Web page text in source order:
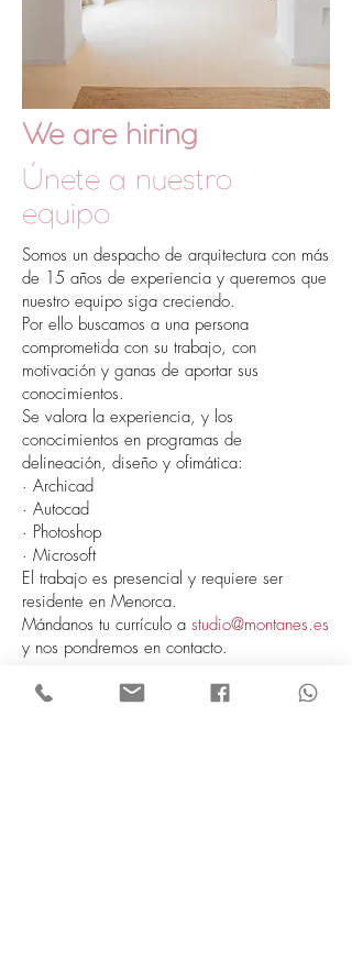
We are hiring
Únete a nuestro
equipo
Somos un despacho de arquitectura con más
de 15 años de experiencia y queremos que
nuestro equipo siga creciendo.
Por ello buscamos a una persona
comprometida con su trabajo, con
motivación y ganas de aportar sus
conocimientos.
Se valora la experiencia, y los
conocimientos en programas de
delineación, diseño y ofimática:
· Archicad
· Autocad
· Photoshop
· Microsoft
El trabajo es presencial y requiere ser
residente en Menorca.
Mándanos tu currículo a studio@montanes.es
y nos pondremos en contacto.